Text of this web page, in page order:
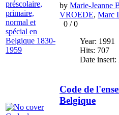
by Marie-Jeanne
VROEDE, Marc
0 /0
Year: 1991
Hits: 707
Date
Code de
Belgique